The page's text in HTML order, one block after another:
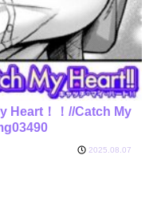
Heart！！//Catch My
2025.08.07